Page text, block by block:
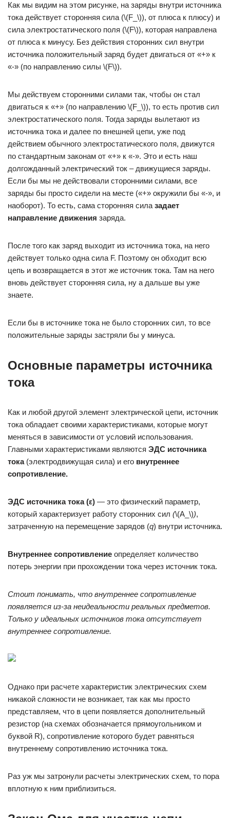
Как мы видим на этом рисунке, на заряды внутри источника
тока действует сторонняя сила (\(F_\)), от плюса к плюсу) и
сила электростатического поля (\(F\)), которая направлена
от плюса к минусу. Без действия сторонних сил внутри
источника положительный заряд будет двигаться от «+» к
«-» (по направлению силы \(F\)).
Мы действуем сторонними силами так, чтобы он стал
двигаться к «+» (по направлению \(F_\)), то есть против сил
электростатического поля. Тогда заряды вылетают из
источника тока и далее по внешней цепи, уже под
действием обычного электростатического поля, движутся
по стандартным законам от «+» к «-». Это и есть наш
долгожданный электрический ток – движущиеся заряды.
Если бы мы не действовали сторонними силами, все
заряды бы просто сидели на месте («+» окружили бы «-», и
наоборот). То есть, сама сторонняя сила задает
направление движения заряда.
После того как заряд выходит из источника тока, на него
действует только одна сила F. Поэтому он обходит всю
цепь и возвращается в этот же источник тока. Там на него
вновь действует сторонняя сила, ну а дальше вы уже
знаете.
Если бы в источнике тока не было сторонних сил, то все
положительные заряды застряли бы у минуса.
Основные параметры источника
тока
Как и любой другой элемент электрической цепи, источник
тока обладает своими характеристиками, которые могут
меняться в зависимости от условий использования.
Главными характеристиками являются ЭДС источника
тока(электродвижущая сила) и его внутреннее
сопротивление.
ЭДС источника тока (ε) — это физический параметр,
который характеризует работу сторонних сил (\(А_\)),
затраченную на перемещение зарядов (q) внутри источника.
Внутреннее сопротивление определяет количество
потерь энергии при прохождении тока через источник тока.
Стоит понимать, что внутреннее сопротивление
появляется из-за неидеальности реальных предметов.
Только у идеальных источников тока отсутствует
внутреннее сопротивление.
Однако при расчете характеристик электрических схем
никакой сложности не возникает, так как мы просто
представляем, что в цепи появляется дополнительный
резистор (на схемах обозначается прямоугольником и
буквой R), сопротивление которого будет равняться
внутреннему сопротивлению источника тока.
Раз уж мы затронули расчеты электрических схем, то пора
вплотную к ним приблизиться.